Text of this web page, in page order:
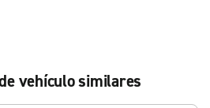
vehículo similares